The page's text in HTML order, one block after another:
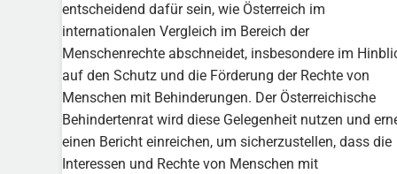
entscheidend dafür sein, wie Österreich im
internationalen Vergleich im Bereich der
Menschenrechte abschneidet, insbesondere im
auf den Schutz und die Förderung der Rechte von
Menschen mit Behinderungen. Der Österreichische
Behindertenrat wird diese Gelegenheit nutzen und
einen Bericht einreichen, um sicherzustellen, dass die
Interessen und Rechte von Menschen mit